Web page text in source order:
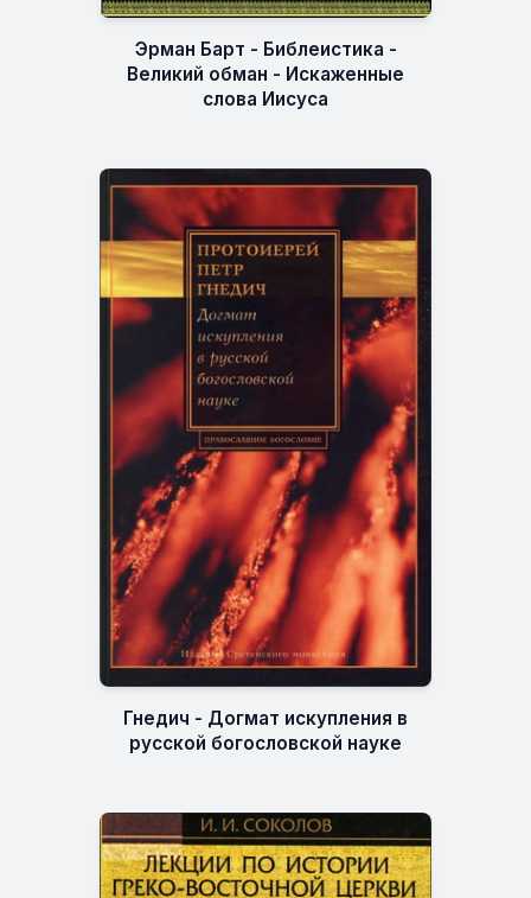
Эрман Барт - Библеистика -
Великий обман - Искаженные
слова Иисуса
Гнедич - Догмат искупления в
русской богословской науке